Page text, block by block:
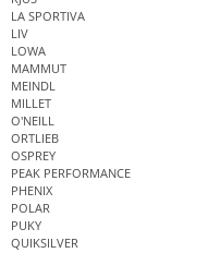
LA SPORTIVA
LIV
LOWA
MAMMUT
MEINDL
MILLET
O'NEILL
ORTLIEB
OSPREY
PEAK PERFORMANCE
PHENIX
POLAR
PUKY
QUIKSILVER